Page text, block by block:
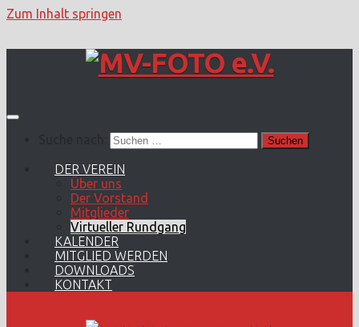
Zum Inhalt springen
DER VEREIN
Über uns
Der Vorstand
Mitglieder
Virtueller Rundgang
KALENDER
MITGLIED WERDEN
DOWNLOADS
KONTAKT